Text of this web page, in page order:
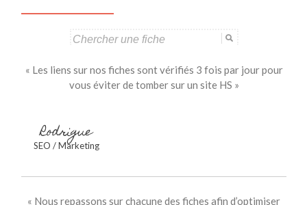
« Les liens sur nos fiches sont vérifiés 3 fois par jour pour
vous éviter de tomber sur un site HS »
Rodrigue
SEO / Marketing
« Nous repassons sur chacune des fiches afin d’optimiser